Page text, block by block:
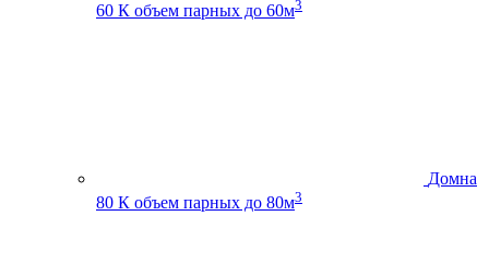
60 К объем парных до 60м3
Домна
80 К объем парных до 80м3